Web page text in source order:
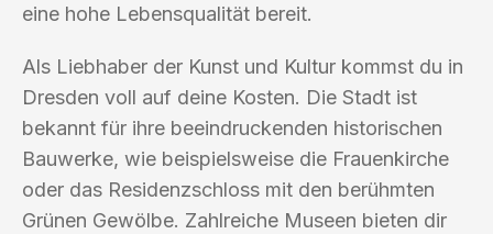
eine hohe Lebensqualität bereit.
Als Liebhaber der Kunst und Kultur kommst du in
Dresden voll auf deine Kosten. Die Stadt ist
bekannt für ihre beeindruckenden historischen
Bauwerke, wie beispielsweise die Frauenkirche
oder das Residenzschloss mit den berühmten
Grünen Gewölbe. Zahlreiche Museen bieten dir